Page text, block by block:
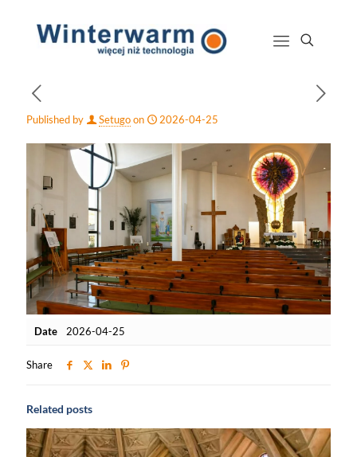
Published by Setugoon 2026-04-25
Date 2026-04-25
Share
Related posts